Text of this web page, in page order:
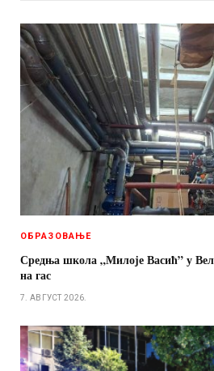
ОБРАЗОВАЊЕ
Средња школа „Милоје Васић” у
на гас
7. АВГУСТ 2026.